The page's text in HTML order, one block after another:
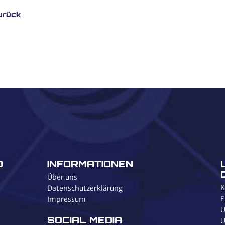
INFORMATIONEN
Über uns
Datenschutzerklärung
Impressum
SOCIAL MEDIA